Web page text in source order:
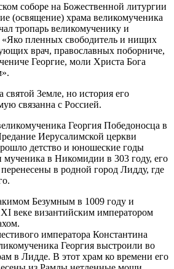
соборе на Божественной литургии
(освящение) храма великомученика
тропарь великомученику и
пленных свободитель и нищих
врач, православных поборниче,
Георгие, моли Христа Бога
святой Земле, но история его
связанна с Россией.
Георгия Победоносца в
Иерусалимской церкви
детство и юношеские годы
мученика в Никомидии в 303 году, его
в родной город Лидду, где
Безумным в 1009 году и
XI веке византийским императором
императора Константина
Георгия выстроили во
в Лидде. В этот храм ко времени его